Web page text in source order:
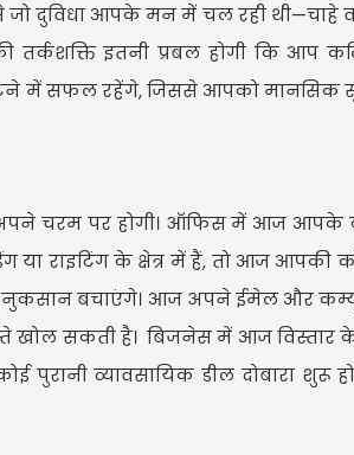
जो दुविधा आपके मन में चल रही थी—चाहे
इतनी प्रबल होगी कि आप
में सफल रहेंगे, जिससे आपको मानसिक
अपने चरम पर होगी। ऑफिस में आज आपके
या राइटिंग के क्षेत्र में हैं, तो आज आपकी
नुकसान बचाएंगे। आज अपने ईमेल और
खोल सकती है। बिजनेस में आज विस्तार
पुरानी व्यावसायिक डील दोबारा शुरू